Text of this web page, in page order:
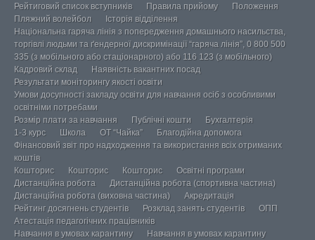
Рейтиговий список вступників
Правила прийому
Положення
Пляжний волейбол
Історія відділення
Національна гаряча лінія з попередження домашнього насильства,
торгівлі людьми та ґендерної дискримінації “гаряча лінія”, 0 800 500
335 (з мобільного або стаціонарного) або 116 123 (з мобільного)
Кадровий склад
Наявність вакантних посад
Результати моніторингу якості освіти
Умови досупності закладу освіти для навчання осіб з особливими
освітніми потребами
Розмір плати за навчання
Публічні кошти
Бухгалтерія
1-3 курс
Школа ОТ “Чайка”
Благодійна допомога
Фінансовий звіт про надходження та використання всіх отриманих
коштів
Кошторис
Кошторис Кошторис
Освітні програми
Дистанційна робота
Дистанційна робота (спортивна частина)
Дистанційна робота (виховна частина)
Акредитація
Рейтинг досягнень студентів
Розклад занять студентів
ОПП
Атестація педагогічних працівників
Навчання в умовах карантину
Навчання в умовах карантину